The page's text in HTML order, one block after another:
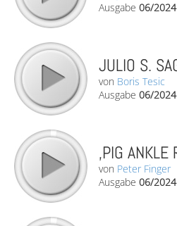
Ausgabe 06/2024
JULIO S.
von Boris Tesic
Ausgabe 06/2024
‚PIG ANKLE
von Peter Finger
Ausgabe 06/2024